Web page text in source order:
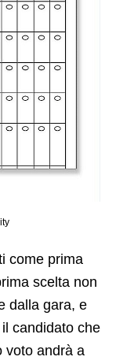
come prima
scelta non
dalla gara, e
candidato che
voto andrà a